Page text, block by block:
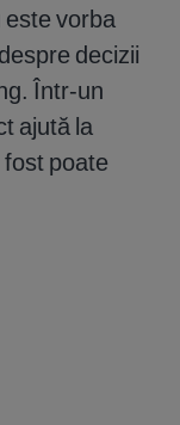
vorba
decizii
Într-un
ajută la
poate